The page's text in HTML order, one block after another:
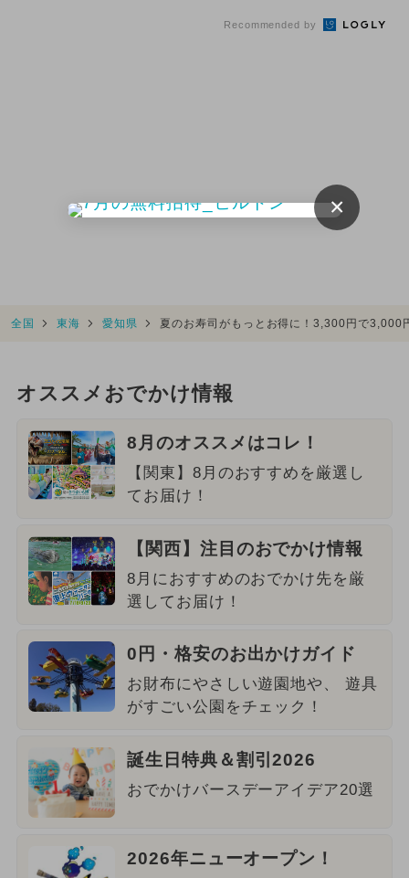
Recommended by
全国 東海 愛知県 夏のお寿司がもっとお得に！3,300円で3,000
オススメおでかけ情報
8月のオススメはコレ！
【関東】8月のおすすめを厳選し
てお届け！
【関西】注目のおでかけ情報
8月におすすめのおでかけ先を厳
選してお届け！
0円・格安のお出かけガイド
お財布にやさしい遊園地や、 遊具
がすごい公園をチェック！
誕生日特典＆割引2026
おでかけバースデーアイデア20選
2026年ニューオープン！
×